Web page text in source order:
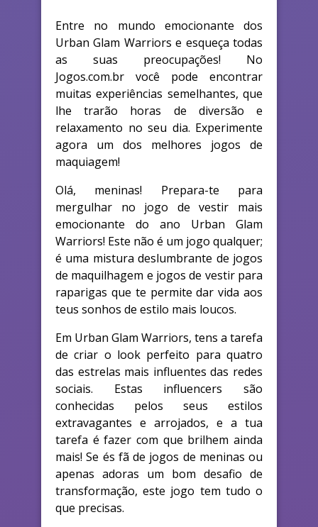
Entre no mundo emocionante dos
Urban Glam Warriors e esqueça todas
as suas preocupações! No
Jogos.com.br você pode encontrar
muitas experiências semelhantes, que
lhe trarão horas de diversão e
relaxamento no seu dia. Experimente
agora um dos melhores jogos de
maquiagem!
Olá, meninas! Prepara-te para
mergulhar no jogo de vestir mais
emocionante do ano Urban Glam
Warriors! Este não é um jogo qualquer;
é uma mistura deslumbrante de jogos
de maquilhagem e jogos de vestir para
raparigas que te permite dar vida aos
teus sonhos de estilo mais loucos.
Em Urban Glam Warriors, tens a tarefa
de criar o look perfeito para quatro
das estrelas mais influentes das redes
sociais. Estas influencers são
conhecidas pelos seus estilos
extravagantes e arrojados, e a tua
tarefa é fazer com que brilhem ainda
mais! Se és fã de jogos de meninas ou
apenas adoras um bom desafio de
transformação, este jogo tem tudo o
que precisas.